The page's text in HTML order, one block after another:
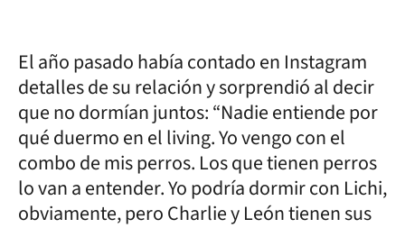
El año pasado había contado en Instagram
detalles de su relación y sorprendió al decir
que no dormían juntos: “Nadie entiende por
qué duermo en el living. Yo vengo con el
combo de mis perros. Los que tienen perros
lo van a entender. Yo podría dormir con Lichi,
obviamente, pero Charlie y León tienen sus